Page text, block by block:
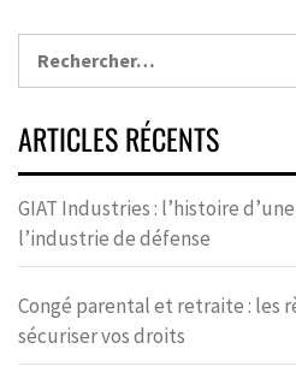
ARTICLES RÉCENTS
GIAT Industries : l’histoire
l’industrie de défense
Congé parental et retraite : les
sécuriser vos droits